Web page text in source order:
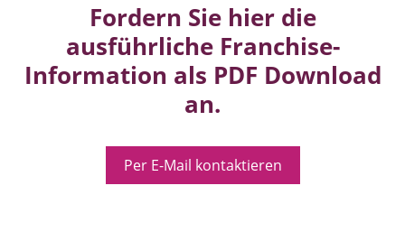
Fordern Sie hier die
ausführliche Franchise-
Information als PDF Download
an.
Per E-Mail kontaktieren